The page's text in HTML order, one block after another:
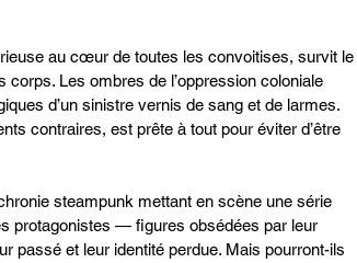
au cœur de toutes les convoitises, survit le
Les ombres de l’oppression coloniale
d’un sinistre vernis de sang et de larmes.
contraires, est prête à tout pour éviter d’être
steampunk mettant en scène une série
protagonistes — figures obsédées par leur
passé et leur identité perdue. Mais pourront-ils